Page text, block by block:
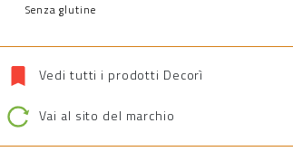
Senza glutine
Vedi tutti i prodotti Decorì
Vai al sito del marchio